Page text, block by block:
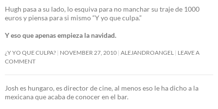
Hugh pasa a su lado, lo esquiva para no manchar su traje de 1000
euros y piensa para si mismo “Y yo que culpa.”
Y eso que apenas empieza la navidad.
¿Y YO QUE CULPA? NOVEMBER 27, 2010 ALEJANDROANGEL
LEAVE A
COMMENT
Josh es hungaro, es director de cine, al menos eso le ha dicho a la
mexicana que acaba de conocer en el bar.